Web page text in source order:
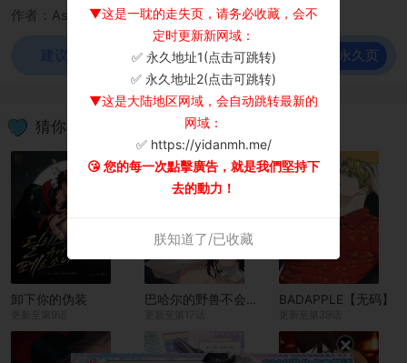
作者：AshK
建议使用谷歌浏览器观看！ 前往永久页
猜你喜欢
卸下你的伪装 BADAPPLE【无码】
▼这是一耽的走失页，请务必收藏，会不
定时更新新网域：
✅ 永久地址1(点击可跳转)
✅ 永久地址2(点击可跳转)
▼这是大陆地区网域，会自动跳转最新的
网域：
✅ https://yidanmh.me/
😘 您的每一次點擊廣告，就是我們堅持下
去的動力！
朕知道了/已收藏
×